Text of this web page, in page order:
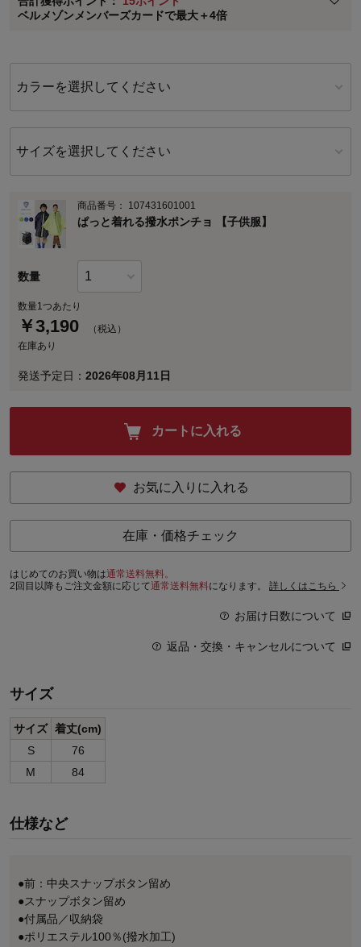
ベルメゾンメンバーズカードで最大＋4倍
※メンバーズカードの加算ポイントはステージ倍率適用前の基本ポイント
に対して適用されます。
カラーを選択してください
サイズを選択してください
商品番号： 107431601001
ぱっと着れる撥水ポンチョ 【子供服】
数量
数量1つあたり
￥3,190
（税込）
在庫あり
発送予定日： 2026年08月11日
カートに入れる
お気に入りに入れる
在庫・価格チェック
はじめてのお買い物は通常送料無料。
2回目以降もご注文金額に応じて通常送料無料になります。 詳しくはこちら
お届け日数について
返品・交換・キャンセルについて
サイズ
サイズ 着丈(cm)
S
76
M
84
仕様など
●前：中央スナップボタン留め
●スナップボタン留め
●付属品／収納袋
●ポリエステル100％(撥水加工)